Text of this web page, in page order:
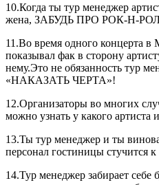
10.Когда ты тур менеджер
жена, ЗАБУДЬ ПРО РОК-Н-
11.Во время одного концерта
показывал фак в сторону
нему.Это не обязанность тур
«НАКАЗАТЬ ЧЕРТА»!
12.Организаторы во многих
можно узнать у какого артиста
13.Ты тур менеджер и ты
персонал гостиницы стучится к
14.Тур менеджер забирает